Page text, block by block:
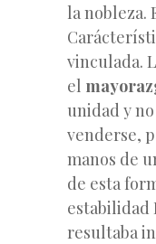
la nobleza.
vinculada.
el
unidad y
venderse,
manos de
de esta
estabilidad
resultaba